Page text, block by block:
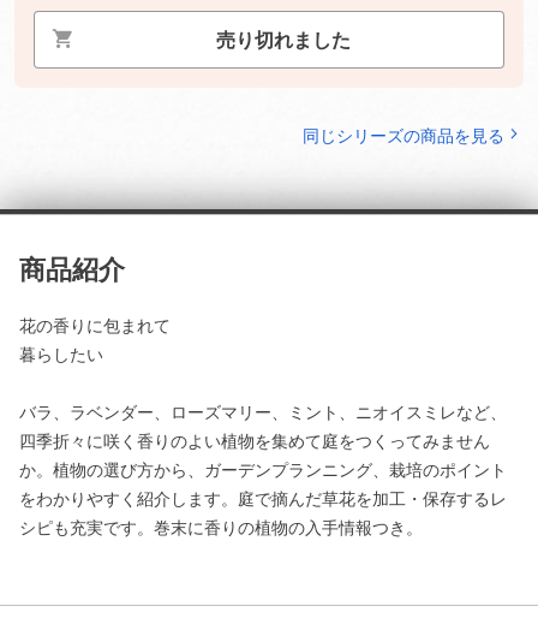
売り切れました
同じシリーズの商品を見る
商品紹介
花の香りに包まれて
暮らしたい
バラ、ラベンダー、ローズマリー、ミント、ニオイスミレなど、
四季折々に咲く香りのよい植物を集めて庭をつくってみません
か。植物の選び方から、ガーデンプランニング、栽培のポイント
をわかりやすく紹介します。庭で摘んだ草花を加工・保存するレ
シピも充実です。巻末に香りの植物の入手情報つき。